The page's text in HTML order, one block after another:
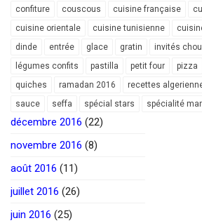
confiture couscous cuisine française
cuisine orientale
cuisine tunisienne
dinde
entrée glace gratin invités
légumes confits
pastilla petit four pizza
quiches
ramadan 2016 recettes
sauce
seffa spécial stars spécialité
décembre 2016 (22)
novembre 2016 (8)
août 2016 (11)
juillet 2016 (26)
juin 2016 (25)